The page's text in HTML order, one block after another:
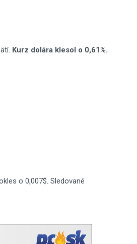
Kurz dolára klesol o 0,61%.
o 0,007$. Sledované